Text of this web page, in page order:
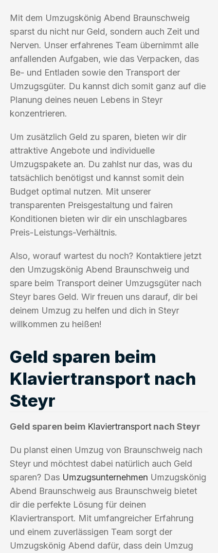
Mit dem Umzugskönig Abend Braunschweig
sparst du nicht nur Geld, sondern auch Zeit und
Nerven. Unser erfahrenes Team übernimmt alle
anfallenden Aufgaben, wie das Verpacken, das
Be- und Entladen sowie den Transport der
Umzugsgüter. Du kannst dich somit ganz auf die
Planung deines neuen Lebens in Steyr
konzentrieren.
Um zusätzlich Geld zu sparen, bieten wir dir
attraktive Angebote und individuelle
Umzugspakete an. Du zahlst nur das, was du
tatsächlich benötigst und kannst somit dein
Budget optimal nutzen. Mit unserer
transparenten Preisgestaltung und fairen
Konditionen bieten wir dir ein unschlagbares
Preis-Leistungs-Verhältnis.
Also, worauf wartest du noch? Kontaktiere jetzt
den Umzugskönig Abend Braunschweig und
spare beim Transport deiner Umzugsgüter nach
Steyr bares Geld. Wir freuen uns darauf, dir bei
deinem Umzug zu helfen und dich in Steyr
willkommen zu heißen!
Geld sparen beim
Klaviertransport nach
Steyr
Geld sparen beim Klaviertransport nach Steyr
Du planst einen Umzug von Braunschweig nach
Steyr und möchtest dabei natürlich auch Geld
sparen? Das Umzugsunternehmen Umzugskönig
Abend Braunschweig aus Braunschweig bietet
dir die perfekte Lösung für deinen
Klaviertransport. Mit umfangreicher Erfahrung
und einem zuverlässigen Team sorgt der
Umzugskönig Abend dafür, dass dein Umzug